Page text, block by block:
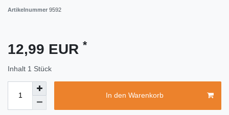
Artikelnummer 9592
12,99 EUR *
Inhalt 1 Stück
In den Warenkorb